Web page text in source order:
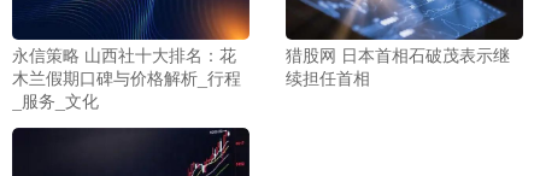
永信策略 山西社十大排名：花
木兰假期口碑与价格解析_行程
_服务_文化
猎股网 日本首相石破茂表示继
续担任首相